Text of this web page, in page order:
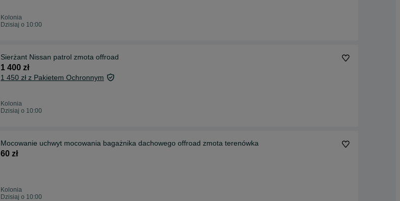
Kolonia
Dzisiaj o 10:00
Sierżant Nissan patrol zmota offroad
1 400 zł
1 450 zł z Pakietem Ochronnym
Kolonia
Dzisiaj o 10:00
Mocowanie uchwyt mocowania bagażnika dachowego offroad zmota terenówka
60 zł
Kolonia
Dzisiaj o 10:00